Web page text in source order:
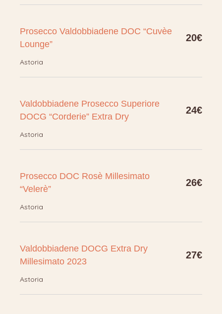
Prosecco Valdobbiadene DOC “Cuvèe
Lounge”
20€
Astoria
Valdobbiadene Prosecco Superiore
DOCG “Corderie” Extra Dry
24€
Astoria
Prosecco DOC Rosè Millesimato
“Velerè”
26€
Astoria
Valdobbiadene DOCG Extra Dry
Millesimato 2023
27€
Astoria